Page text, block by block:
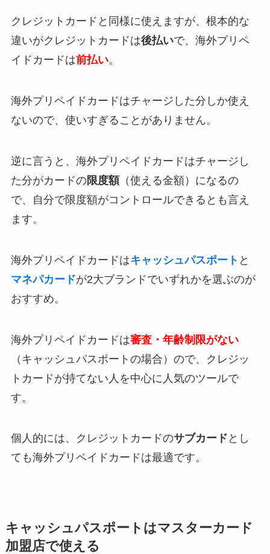
クレジットカードと同様に使えますが、根本的な
違いがクレジットカードは後払いで、海外プリペ
イドカードは前払い。
海外プリペイドカードはチャージした分しか使え
ないので、使いすぎることがありません。
逆に言うと、海外プリペイドカードはチャージし
た分がカードの限度額（使える金額）になるの
で、自分で限度額がコントロールできるとも言え
ます。
海外プリペイドカードはキャッシュパスポート と
マネパカードが2大ブランドでいずれかを選ぶのが
おすすめ。
海外プリペイドカードは審査・年齢制限がない
（キャッシュパスポートの場合）ので、クレジッ
トカードが持てない人を中心に人気のツールで
す。
個人的には、クレジットカードのサブカード とし
ても海外プリペイドカードは最適です。
キャッシュパスポートはマスターカード
加盟店で使える